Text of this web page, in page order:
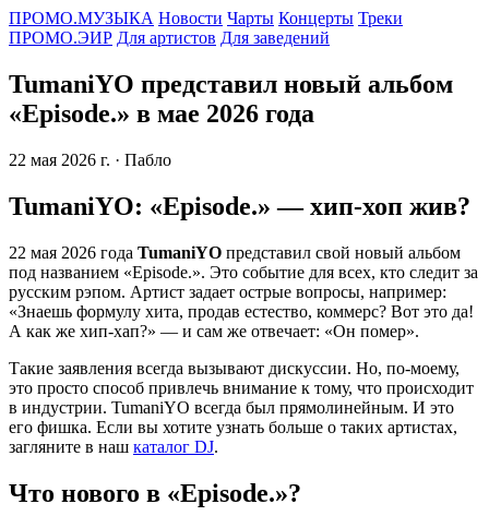
ПРОМО.МУЗЫКА Новости Чарты Концерты Треки
ПРОМО.ЭИР Для артистов Для заведений
TumaniYO представил новый альбом
«Episode.» в мае 2026 года
22 мая 2026 г. · Пабло
TumaniYO: «Episode.» — хип-хоп жив?
22 мая 2026 года TumaniYO представил свой новый альбом
под названием «Episode.». Это событие для всех, кто следит за
русским рэпом. Артист задает острые вопросы, например:
«Знаешь формулу хита, продав естество, коммерс? Вот это да!
А как же хип-хап?» — и сам же отвечает: «Он помер».
Такие заявления всегда вызывают дискуссии. Но, по-моему,
это просто способ привлечь внимание к тому, что происходит
в индустрии. TumaniYO всегда был прямолинейным. И это
его фишка. Если вы хотите узнать больше о таких артистах,
загляните в наш каталог DJ.
Что нового в «Episode.»?